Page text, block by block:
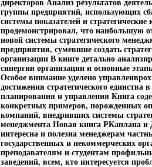
директоров Анализ результатов
группы предприятий, использующих
системы показателей и стратегические
продемонстрировал, что наибольшую
новой системы стратегического
предприятия, сумевшие создать
организации В книге детально
синергии организации и основные
Особое внимание уделено
достижения стратегического единства
планирования и управления Книга
конкретных примеров, порожденных
компаний, внедривших системы
менеджмента Новая книга РКаплана и
интересна и полезна менеджерам
государственных и некоммерческих
преподавателям и студентам
заведений, всем, кто интересуется